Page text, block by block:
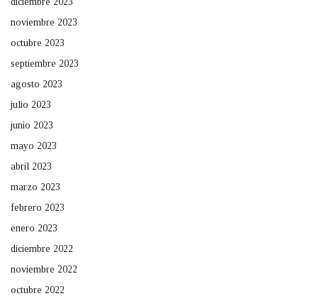
noviembre 2023
octubre 2023
septiembre 2023
agosto 2023
julio 2023
junio 2023
mayo 2023
abril 2023
marzo 2023
febrero 2023
enero 2023
diciembre 2022
noviembre 2022
octubre 2022